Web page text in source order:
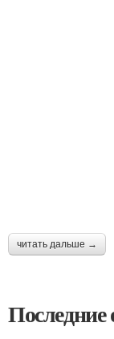
читать дальше →
Последние